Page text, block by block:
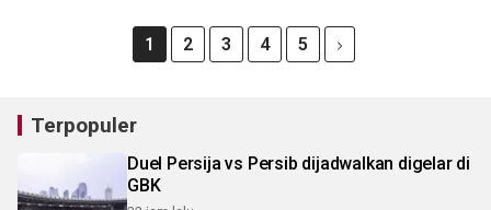
1 2 3 4 5
Terpopuler
Duel Persija vs Persib dijadwalkan digelar di
GBK